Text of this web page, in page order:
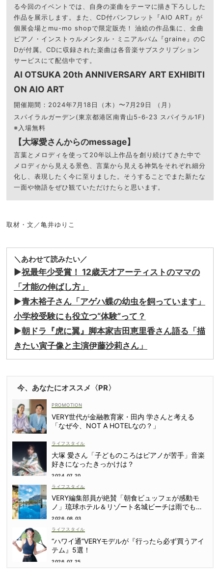
る今回のイベントでは、⾃⾝の楽曲をテーマに描き下ろしした
作品を展示します。また、CD付パンフレット『AIO ART』が
個展会場とmu-mo shopで限定販売！ 油絵の作品集に、全曲
ピアノ・インストゥルメンタル・ミニアルバム『graine』のC
Dが付属。CDに収録された楽曲は各音楽サブスクリプション
サービスにて配信中です。
AI OTSUKA 20th ANNIVERSARY ART EXHIBITI
ON AIO ART
開催期間：2024年7⽉18⽇（木）〜7⽉29⽇ （月）
スパイラルガーデン(東京都港区南⻘⼭5-6-23 スパイラル1F)
※⼊場無料
【⼤塚愛さんからのmessage】
⾔葉とメロディを使って20年以上作品を創り続けてきた中で
メロディから⾒える景⾊、⾔葉から⾒える神気をそれぞれ細分
化し、表現したく今に⾄りました。そうすることでまた新たな
⼀⾯や物語をぜひ観ていただけたらと思います。
取材・文／亀井ゆりこ
＼あわせて読みたい／
▶祝最年少受賞！ 12歳天才アーティストのママの
「才能の伸ばし方」
▶青木裕子さん「アゲハ蝶の幼虫を飼っています」
小学校受験にも役立つ“体験”って？
▶朝ドラ『虎に翼』脚本家吉田恵里香さん語る「描
きたい寅子像と主演伊藤沙莉さん」
今、あなたにオススメ〈PR〉
VERY世代が金融教育家・田内 学さんと考える
「なぜ今、NOT A HOTELなの？」
ライフスタイル
大塚 愛さん「子どものころはピアノが苦手」音楽
好きになったきっかけは？
2024.07.20
ライフスタイル
VERY編集部員が絶賛「朝食ビュッフェが感動モ
ノ」琉球ホテル＆リゾート名城ビーチは雨でも遊
び尽くせる！
2026.08.03
ライフスタイル
“ハワイ通”VERYモデルが『行ったら必ず買うアイ
テム』5選！
2026.07.25